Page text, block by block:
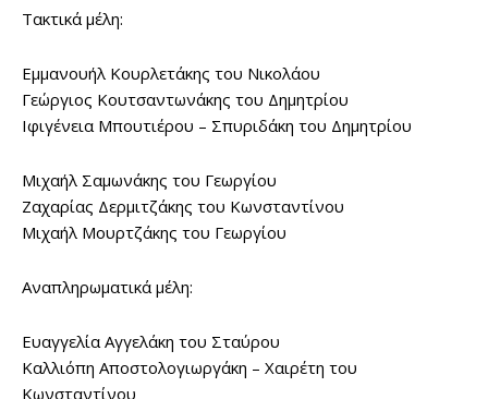
Τακτικά μέλη:
Εμμανουήλ Κουρλετάκης του Νικολάου
Γεώργιος Κουτσαντωνάκης του Δημητρίου
Ιφιγένεια Μπουτιέρου – Σπυριδάκη του Δημητρίου
Μιχαήλ Σαμωνάκης του Γεωργίου
Ζαχαρίας Δερμιτζάκης του Κωνσταντίνου
Μιχαήλ Μουρτζάκης του Γεωργίου
Αναπληρωματικά μέλη:
Ευαγγελία Αγγελάκη του Σταύρου
Καλλιόπη Αποστολογιωργάκη – Χαιρέτη του
Κωνσταντίνου